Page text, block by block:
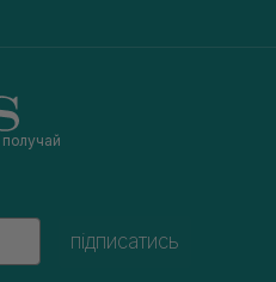
получай
підписатись